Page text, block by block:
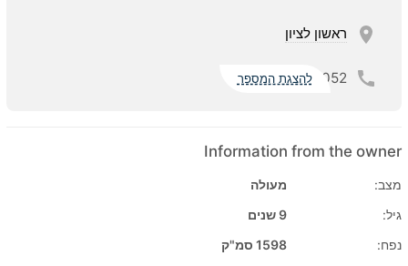
ראשון לציון
052 להצגת המספר
Information from the owner
מצב:
מעולה
גיל:
9 שנים
נפח:
1598 סמ"ק